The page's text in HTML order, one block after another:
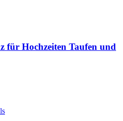
für Hochzeiten Taufen und